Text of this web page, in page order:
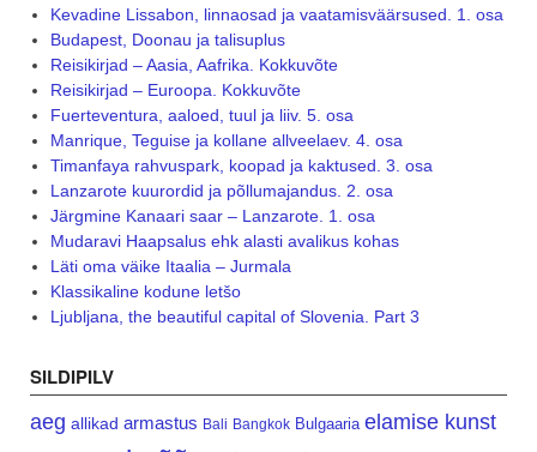
Kevadine Lissabon, linnaosad ja vaatamisväärsused. 1. osa
Budapest, Doonau ja talisuplus
Reisikirjad – Aasia, Aafrika. Kokkuvõte
Reisikirjad – Euroopa. Kokkuvõte
Fuerteventura, aaloed, tuul ja liiv. 5. osa
Manrique, Teguise ja kollane allveelaev. 4. osa
Timanfaya rahvuspark, koopad ja kaktused. 3. osa
Lanzarote kuurordid ja põllumajandus. 2. osa
Järgmine Kanaari saar – Lanzarote. 1. osa
Mudaravi Haapsalus ehk alasti avalikus kohas
Läti oma väike Itaalia – Jurmala
Klassikaline kodune letšo
Ljubljana, the beautiful capital of Slovenia. Part 3
SILDIPILV
aeg allikad armastus Bali Bangkok Bulgaaria elamise kunst